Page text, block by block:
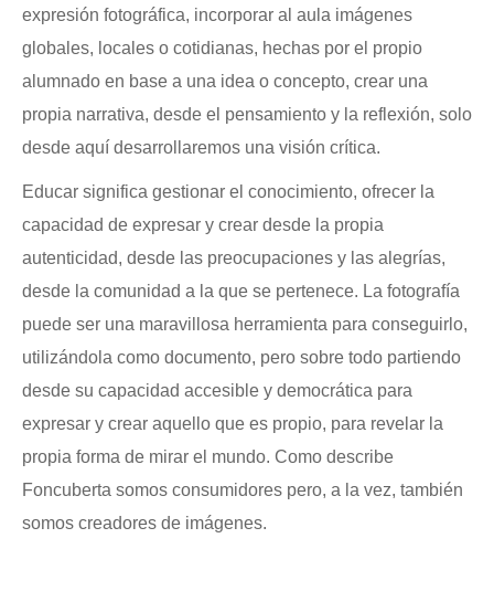
expresión fotográfica, incorporar al aula imágenes
globales, locales o cotidianas, hechas por el propio
alumnado en base a una idea o concepto, crear una
propia narrativa, desde el pensamiento y la reflexión, solo
desde aquí desarrollaremos una visión crítica.
Educar significa gestionar el conocimiento, ofrecer la
capacidad de expresar y crear desde la propia
autenticidad, desde las preocupaciones y las alegrías,
desde la comunidad a la que se pertenece. La fotografía
puede ser una maravillosa herramienta para conseguirlo,
utilizándola como documento, pero sobre todo partiendo
desde su capacidad accesible y democrática para
expresar y crear aquello que es propio, para revelar la
propia forma de mirar el mundo. Como describe
Foncuberta somos consumidores pero, a la vez, también
somos creadores de imágenes.